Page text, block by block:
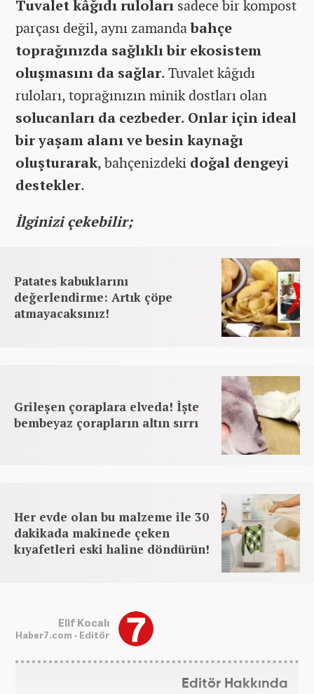
Tuvalet kâğıdı ruloları sadece bir kompost
parçası değil, aynı zamandabahçe
toprağınızda sağlıklı bir ekosistem
oluşmasını da sağlar. Tuvalet kâğıdı
ruloları, toprağınızın minik dostları olan
solucanları da cezbeder. Onlar için ideal
bir yaşam alanı ve besin kaynağı
oluşturarak, bahçenizdeki doğal dengeyi
destekler.
İlginizi çekebilir;
Patates kabuklarını
değerlendirme: Artık çöpe
atmayacaksınız!
Grileşen çoraplara elveda! İşte
bembeyaz çorapların altın sırrı
Her evde olan bu malzeme ile 30
dakikada makinede çeken
kıyafetleri eski haline döndürün!
Elif Kocalı
Haber7.com - Editör
Editör Hakkında